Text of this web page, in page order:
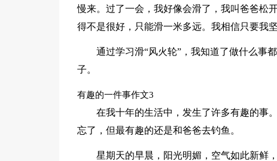
慢来。过了一会，我好像会滑了，我叫爸爸松
得不是很好，只能滑一米多远。我相信只要我
通过学习滑“风火轮”，我知道了做什么事
子。
有趣的一件事作文3
在我十年的生活中，发生了许多有趣的事
忘了，但最有趣的还是和爸爸去钓鱼。
星期天的早晨，阳光明媚，空气如此新鲜